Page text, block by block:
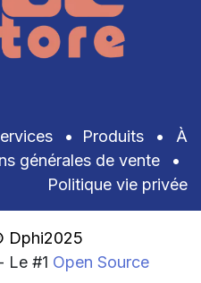
• Produits •
À
générales de vente
•
Politique vie privée
Dphi2025
Le #1 Open Source